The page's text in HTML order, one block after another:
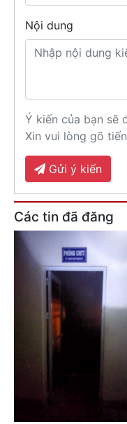
Nội dung
Ý kiến của bạn sẽ
Xin vui lòng gõ
Gửi ý kiến
Các tin đã đăng